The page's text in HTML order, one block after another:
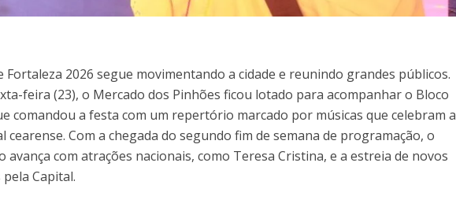
Fortaleza 2026 segue movimentando a cidade e reunindo grandes públicos.
feira (23), o Mercado dos Pinhões ficou lotado para acompanhar o Bloco
comandou a festa com um repertório marcado por músicas que celebram a
cearense. Com a chegada do segundo fim de semana de programação, o
avança com atrações nacionais, como Teresa Cristina, e a estreia de novos
Capital.